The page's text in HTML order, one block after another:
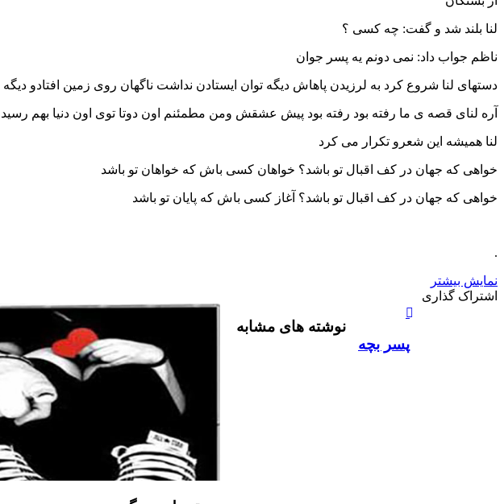
لنا بلند شد و گفت: چه کسی ؟
ناظم جواب داد: نمی دونم یه پسر جوان
دستهای لنا شروع کرد به لرزیدن پاهاش دیگه توان ایستادن نداشت ناگهان روی زمین افتادو دیگه
آره لنای قصه ی ما رفته بود رفته بود پیش عشقش ومن مطمئنم اون دوتا توی اون دنیا بهم
لنا همیشه این شعرو تکرار می کرد
خواهی که جهان در کف اقبال تو باشد؟ خواهان کسی باش که خواهان تو باشد
خواهی که جهان در کف اقبال تو باشد؟ آغاز کسی باش که پایان تو باشد
.
نمایش بیشتر
اشتراک گذاری
بوک
آپ
گذاری
طریق
ایمیل
پسر بچه
نوشته های مشابه